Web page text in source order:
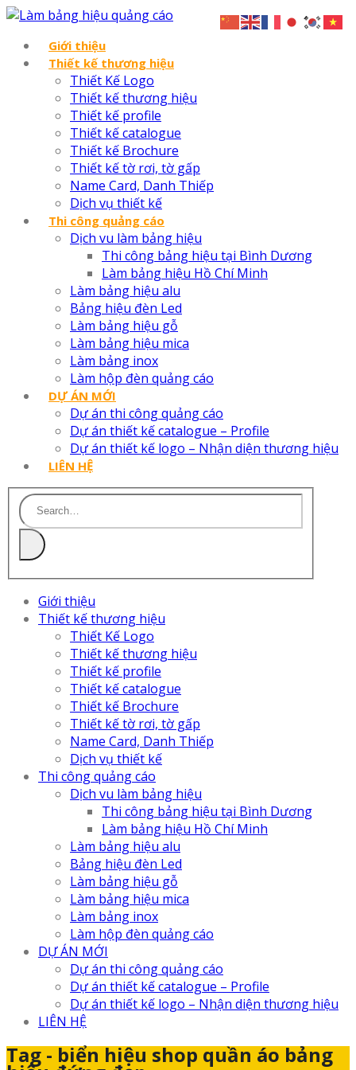
Giới thiệu
Thiết kế thương hiệu
Thiết Kế Logo
Thiết kế thương hiệu
Thiết kế profile
Thiết kế catalogue
Thiết kế Brochure
Thiết kế tờ rơi, tờ gấp
Name Card, Danh Thiếp
Dịch vụ thiết kế
Thi công quảng cáo
Dịch vu làm bảng hiệu
Thi công bảng hiệu tại Bình Dương
Làm bảng hiệu Hồ Chí Minh
Làm bảng hiệu alu
Bảng hiệu đèn Led
Làm bảng hiệu gỗ
Làm bảng hiệu mica
Làm bảng inox
Làm hộp đèn quảng cáo
DỰ ÁN MỚI
Dự án thi công quảng cáo
Dự án thiết kế catalogue – Profile
Dự án thiết kế logo – Nhận diện thương hiệu
LIÊN HỆ
Giới thiệu
Thiết kế thương hiệu
Thiết Kế Logo
Thiết kế thương hiệu
Thiết kế profile
Thiết kế catalogue
Thiết kế Brochure
Thiết kế tờ rơi, tờ gấp
Name Card, Danh Thiếp
Dịch vụ thiết kế
Thi công quảng cáo
Dịch vu làm bảng hiệu
Thi công bảng hiệu tại Bình Dương
Làm bảng hiệu Hồ Chí Minh
Làm bảng hiệu alu
Bảng hiệu đèn Led
Làm bảng hiệu gỗ
Làm bảng hiệu mica
Làm bảng inox
Làm hộp đèn quảng cáo
DỰ ÁN MỚI
Dự án thi công quảng cáo
Dự án thiết kế catalogue – Profile
Dự án thiết kế logo – Nhận diện thương hiệu
LIÊN HỆ
Tag - biển hiệu shop quần áo bảng